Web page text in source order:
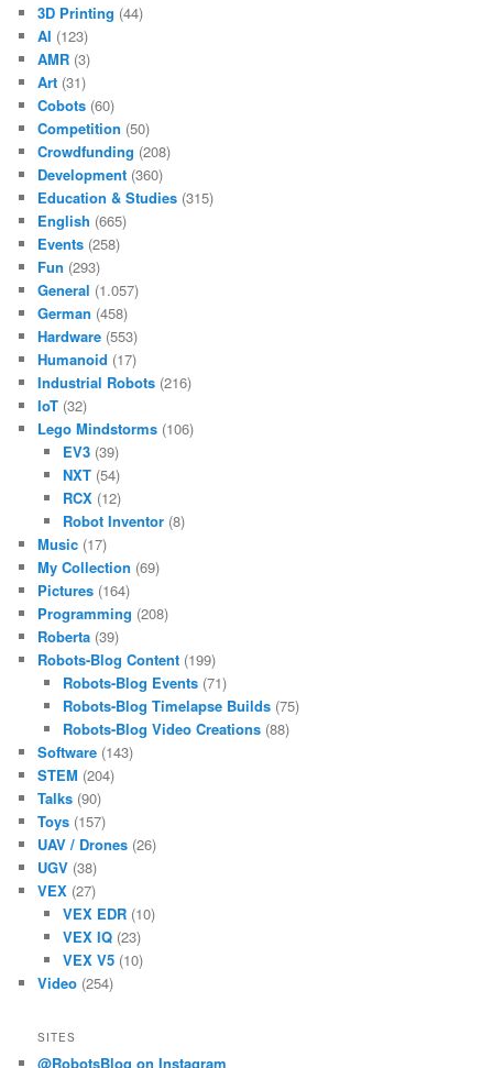
3D Printing (44)
AI (123)
AMR (3)
Art (31)
Cobots (60)
Competition (50)
Crowdfunding (208)
Development (360)
Education & Studies (315)
English (665)
Events (258)
Fun (293)
General (1.057)
German (458)
Hardware (553)
Humanoid (17)
Industrial Robots (216)
IoT (32)
Lego Mindstorms (106)
EV3(39)
NXT(54)
RCX(12)
Robot Inventor(8)
Music (17)
My Collection (69)
Pictures (164)
Programming (208)
Roberta (39)
Robots-Blog Content (199)
Robots-Blog Events(71)
Robots-Blog Timelapse Builds(75)
Robots-Blog Video Creations(88)
Software (143)
STEM (204)
Talks (90)
Toys (157)
UAV / Drones (26)
UGV (38)
VEX (27)
VEX EDR(10)
VEX IQ(23)
VEX V5(10)
Video (254)
SITES
@RobotsBlog on Instagram